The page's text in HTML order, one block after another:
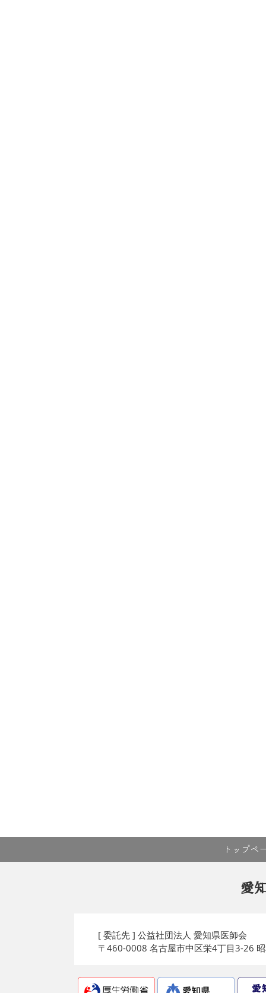
トップペ
愛
[ 委託先 ] 公益社団法人 愛知県医師会
〒460-0008 名古屋市中区栄4丁目3-26